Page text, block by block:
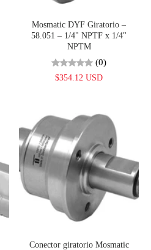
Mosmatic DYF Giratorio –
58.051 – 1/4" NPTF x 1/4"
NPTM
(0)
$354.12 USD
Conector giratorio Mosmatic